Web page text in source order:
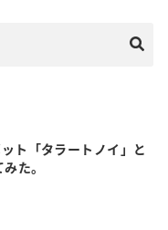
ト「タラートノイ」と
た。